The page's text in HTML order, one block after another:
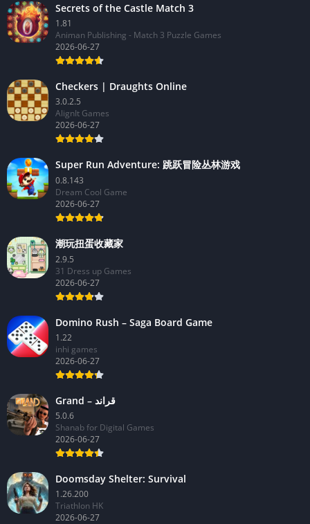
Secrets of the Castle Match 3
1.81
Animan Publishing - Match 3 Puzzle Games
2026-06-27
Checkers | Draughts Online
3.0.2.5
AlignIt Games
2026-06-27
Super Run Adventure: 跳跃冒险丛林游戏
0.8.143
Dream Cool Game
2026-06-27
潮玩扭蛋收藏家
2.9.5
31 Dress up Games
2026-06-27
Domino Rush – Saga Board Game
1.22
inhi games
2026-06-27
Grand – قراند
5.0.6
Shanab for Digital Games
2026-06-27
Doomsday Shelter: Survival
1.26.200
Triathlon HK
2026-06-27